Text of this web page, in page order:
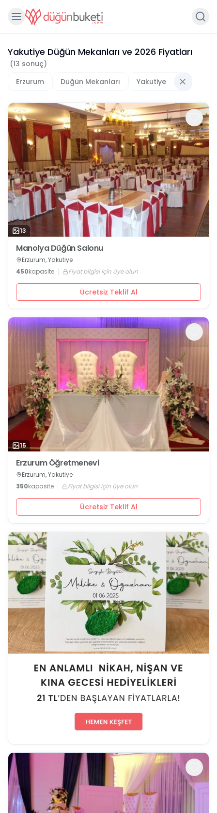
Yakutiye Düğün Mekanları ve 2026 Fiyatları
(13 sonuç)
Erzurum
Düğün Mekanları Yakutiye
13
Manolya Düğün Salonu
Erzurum, Yakutiye
450kapasite Fiyat bilgisi için üye olun
Ücretsiz Teklif Al
15
Erzurum Öğretmenevi
Erzurum, Yakutiye
350kapasite Fiyat bilgisi için üye olun
Ücretsiz Teklif Al